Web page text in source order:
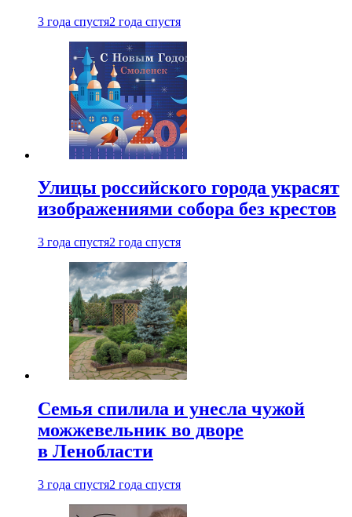
3 года спустя2 года спустя
Улицы российского города украсят
изображениями собора без крестов
3 года спустя2 года спустя
Семья спилила и унесла чужой
можжевельник во дворе
в Ленобласти
3 года спустя2 года спустя